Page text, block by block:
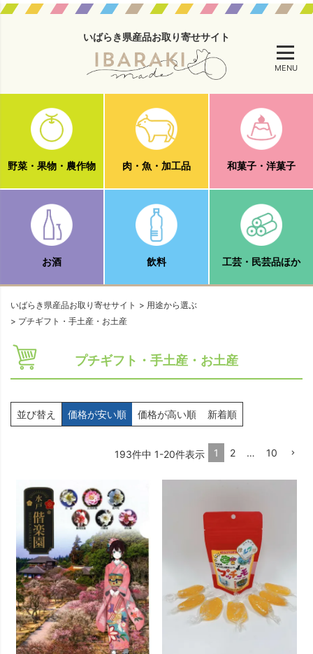
いばらき県産品お取り寄せサイト
MENU
野菜・果物・農作物 肉・魚・加工品 和菓子・洋菓子
お酒 飲料 工芸・民芸品ほか
いばらき県産品お取り寄せサイト
用途から選ぶ
プチギフト・手土産・お土産
プチギフト・手土産・お土産
並び替え 価格が安い順 価格が高い順 新着順
193件中 1-20件表示 1 2 … 10